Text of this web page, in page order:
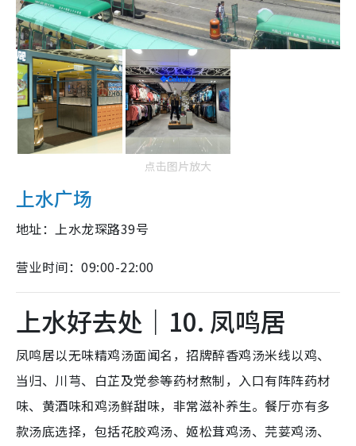
点击图片放大
上水广场
地址：上水龙琛路39号
营业时间：09:00-22:00
上水好去处｜10. 凤鸣居
凤鸣居以无味精鸡汤面闻名，招牌醉香鸡汤米线以鸡、
当归、川芎、白芷及党参等药材熬制，入口有阵阵药材
味、黄酒味和鸡汤鲜甜味，非常滋补养生。餐厅亦有多
款汤底选择，包括花胶鸡汤、姬松茸鸡汤、芫荽鸡汤、